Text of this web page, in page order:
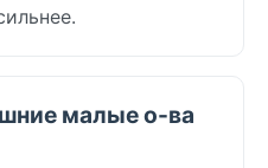
малые о-ва